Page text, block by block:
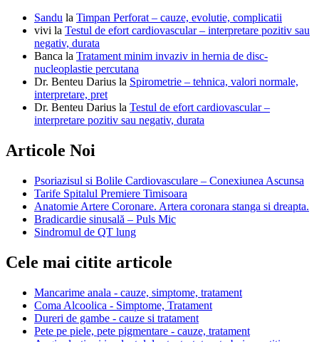
Sandu la Timpan Perforat – cauze, evolutie, complicatii
vivi la Testul de efort cardiovascular – interpretare pozitiv sau
negativ, durata
Banca la Tratament minim invaziv in hernia de disc-
nucleoplastie percutana
Dr. Benteu Darius la Spirometrie – tehnica, valori normale,
interpretare, pret
Dr. Benteu Darius la Testul de efort cardiovascular –
interpretare pozitiv sau negativ, durata
Articole Noi
Psoriazisul si Bolile Cardiovasculare – Conexiunea Ascunsa
Tarife Spitalul Premiere Timisoara
Anatomie Artere Coronare. Artera coronara stanga si dreapta.
Bradicardie sinusală – Puls Mic
Sindromul de QT lung
Cele mai citite articole
Mancarime anala - cauze, simptome, tratament
Coma Alcoolica - Simptome, Tratament
Dureri de gambe - cauze si tratament
Pete pe piele, pete pigmentare - cauze, tratament